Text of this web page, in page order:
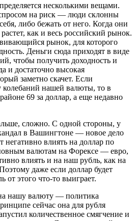
несколькими вещами.
на риск — люди склонны
либо бежать от него. Когда они
как и весь российский рынок.
рынок, для которого
Деньги сюда приходят в виде
чтобы получить доходность и
и достаточно высокая
заметно скачет. Если
колебаний нашей валюты, то в
69 за доллар, а еще недавно
сложно. С одной стороны, у
в Вашингтоне — новое дело
негативно влиять на доллар по
валютам на Форексе — евро,
влиять и на наш рубль, как на
даже если доллар будет
от этого что-то выиграет.
нашу валюту — политика
сейчас она для рубля
количественное смягчение и